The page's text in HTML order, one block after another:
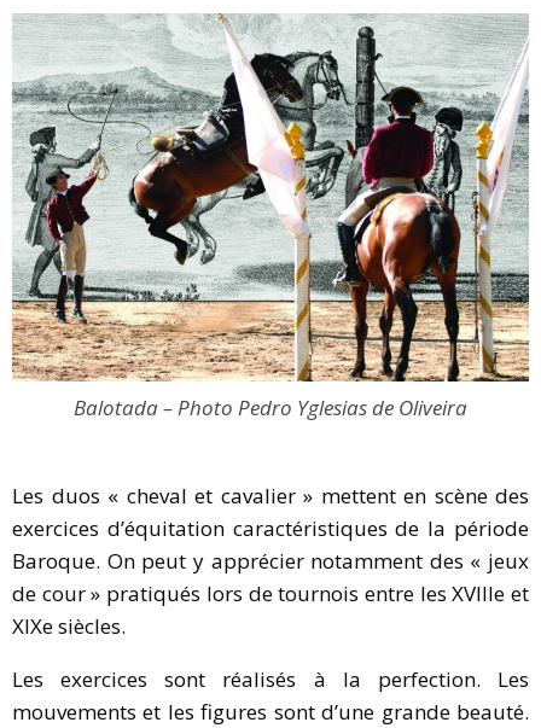
Balotada – Photo Pedro Yglesias de Oliveira
Les duos « cheval et cavalier » mettent en scène des
exercices d’équitation caractéristiques de la période
Baroque. On peut y apprécier notamment des « jeux
de cour » pratiqués lors de tournois entre les XVIIIe et
XIXe siècles.
Les exercices sont réalisés à la perfection. Les
mouvements et les figures sont d’une grande beauté.